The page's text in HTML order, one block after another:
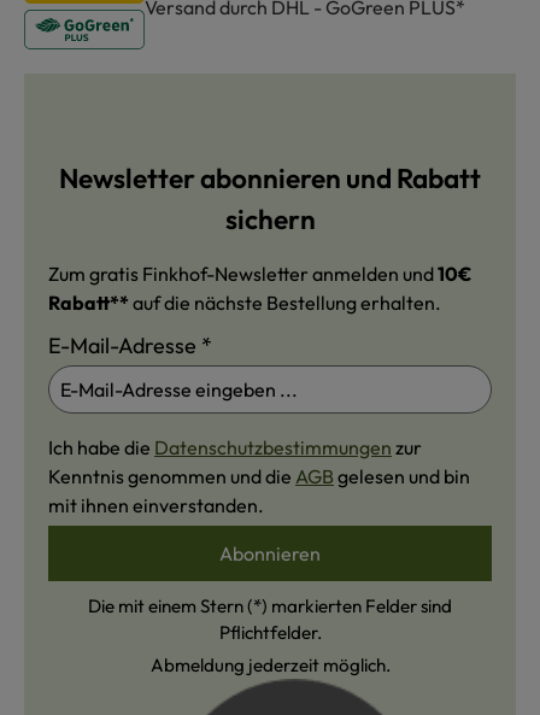
Versand durch DHL - GoGreen PLUS*
Newsletter abonnieren und Rabatt
sichern
Zum gratis Finkhof-Newsletter anmelden und10€
Rabatt** auf die nächste Bestellung erhalten.
E-Mail-Adresse *
Ich habe die Datenschutzbestimmungen zur
Kenntnis genommen und die AGB gelesen und bin
mit ihnen einverstanden.
Abonnieren
Die mit einem Stern (*) markierten Felder sind
Pflichtfelder.
Abmeldung jederzeit möglich.